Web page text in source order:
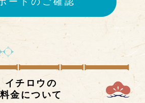
イチロウの
料金について